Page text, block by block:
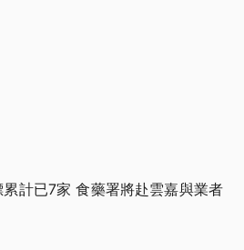
計已7家 食藥署將赴雲嘉與業者